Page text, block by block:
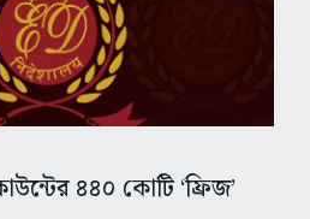
৪৪০ কোটি ‘ফ্রিজ’